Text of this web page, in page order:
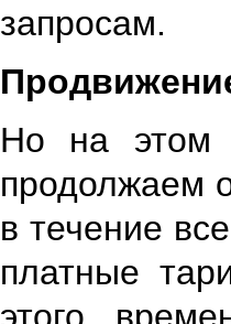
запросам.
Но на этом
продолжаем
в течение
платные